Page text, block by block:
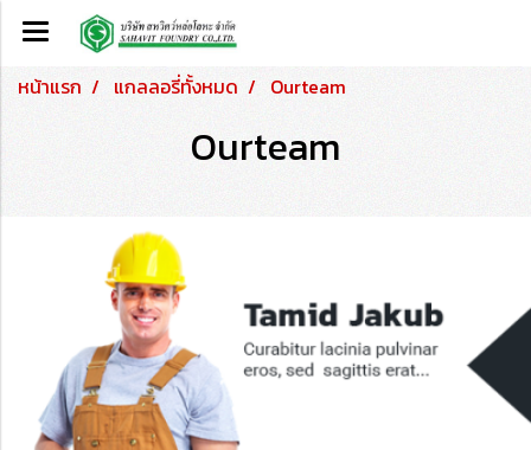
หน้าแรก แกลลอรี่ทั้งหมด Ourteam
Ourteam